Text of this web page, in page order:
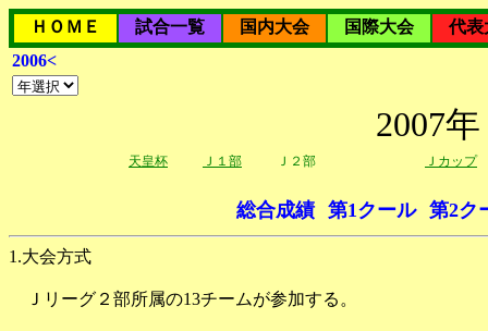
ＨＯＭＥ 試合一覧 国内大会 国際大会
代表
2006<
2007
天皇杯 Ｊ１部 Ｊ２部 Ｊカップ
総合成績 第1クール 第2ク
1.大会方式
Ｊリーグ２部所属の13チームが参加する。